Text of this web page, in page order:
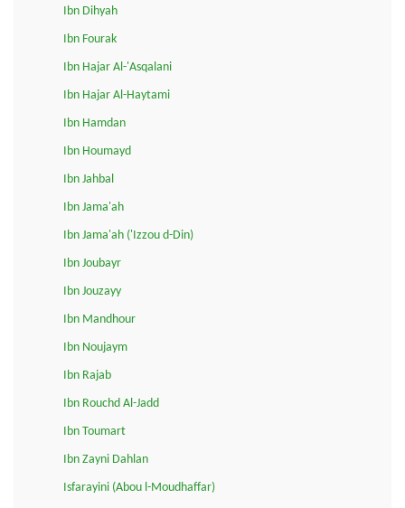
Ibn Dihyah
Ibn Fourak
Ibn Hajar Al-'Asqalani
Ibn Hajar Al-Haytami
Ibn Hamdan
Ibn Houmayd
Ibn Jahbal
Ibn Jama'ah
Ibn Jama'ah ('Izzou d-Din)
Ibn Joubayr
Ibn Jouzayy
Ibn Mandhour
Ibn Noujaym
Ibn Rajab
Ibn Rouchd Al-Jadd
Ibn Toumart
Ibn Zayni Dahlan
Isfarayini (Abou l-Moudhaffar)